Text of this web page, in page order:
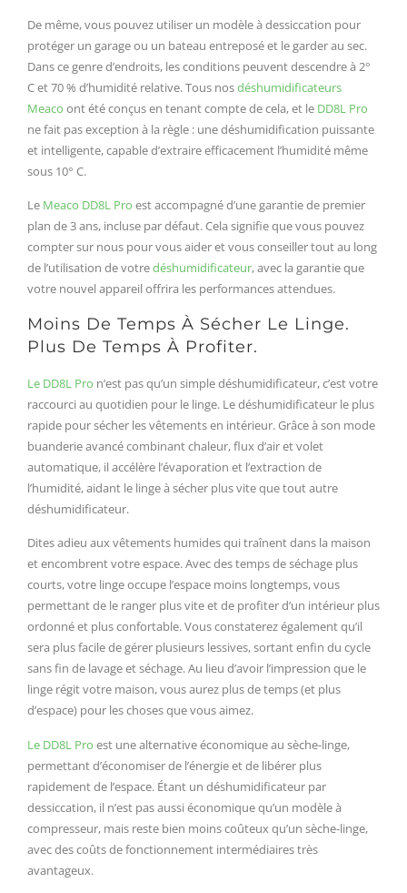
De même, vous pouvez utiliser un modèle à dessiccation pour
protéger un garage ou un bateau entreposé et le garder au sec.
Dans ce genre d’endroits, les conditions peuvent descendre à 2°
C et 70 % d’humidité relative. Tous nosdéshumidificateurs
Meaco ont été conçus en tenant compte de cela, et le DD8L Pro
ne fait pas exception à la règle : une déshumidification puissante
et intelligente, capable d’extraire efficacement l’humidité même
sous 10° C.
Le Meaco DD8L Pro est accompagné d’une garantie de premier
plan de 3 ans, incluse par défaut. Cela signifie que vous pouvez
compter sur nous pour vous aider et vous conseiller tout au long
de l’utilisation de votredéshumidificateur, avec la garantie que
votre nouvel appareil offrira les performances attendues.
Moins De Temps À Sécher Le Linge.
Plus De Temps À Profiter.
Le DD8L Pro n’est pas qu’un simple déshumidificateur, c’est votre
raccourci au quotidien pour le linge. Le déshumidificateur le plus
rapide pour sécher les vêtements en intérieur. Grâce à son mode
buanderie avancé combinant chaleur, flux d’air et volet
automatique, il accélère l’évaporation et l’extraction de
l’humidité, aidant le linge à sécher plus vite que tout autre
déshumidificateur.
Dites adieu aux vêtements humides qui traînent dans la maison
et encombrent votre espace. Avec des temps de séchage plus
courts, votre linge occupe l’espace moins longtemps, vous
permettant de le ranger plus vite et de profiter d’un intérieur plus
ordonné et plus confortable. Vous constaterez également qu’il
sera plus facile de gérer plusieurs lessives, sortant enfin du cycle
sans fin de lavage et séchage. Au lieu d’avoir l’impression que le
linge régit votre maison, vous aurez plus de temps (et plus
d’espace) pour les choses que vous aimez.
Le DD8L Pro est une alternative économique au sèche-linge,
permettant d’économiser de l’énergie et de libérer plus
rapidement de l’espace. Étant un déshumidificateur par
dessiccation, il n’est pas aussi économique qu’un modèle à
compresseur, mais reste bien moins coûteux qu’un sèche-linge,
avec des coûts de fonctionnement intermédiaires très
avantageux.